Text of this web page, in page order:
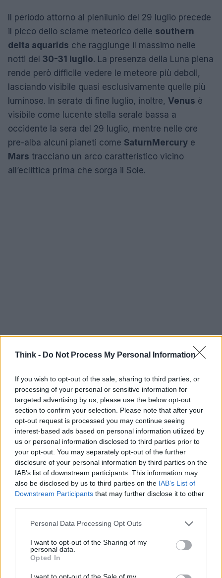
Think - Do Not Process My Personal Information
If you wish to opt-out of the sale, sharing to third parties, or
processing of your personal or sensitive information for
targeted advertising by us, please use the below opt-out
section to confirm your selection. Please note that after your
opt-out request is processed you may continue seeing
interest-based ads based on personal information utilized by
us or personal information disclosed to third parties prior to
your opt-out. You may separately opt-out of the further
disclosure of your personal information by third parties on the
IAB’s list of downstream participants. This information may
also be disclosed by us to third parties on the IAB’s List of
Downstream Participants that may further disclose it to other
Please note that this website/app uses one or more Google
not limited to your visit or usage behaviour. You may click to
grant or deny consent to Google and its third-party tags to
use your data for below specified purposes in below Google
consent section.
Personal Data Processing Opt Outs
I want to opt-out of the Sharing of my
personal data.
Opted In
I want to opt-out of the Sale of my
Il periodo attorno al plenilunio del 29 luglio precede
il picco dello sciame meteorico delle southern
delta aquarids che raggiunge il massimo nelle
notti del 30-31 luglio. La presenza della Luna piena
rende però difficile vedere le meteore più deboli,
lasciando visibile quasi esclusivamente quelle più
luminose. In serate di fine luglio, inoltre, Venus è
visibile come lucente stella serale bassa a
occidente la sera del 29 luglio, mentre nelle ore
pre-alba alcuni pianeti come Saturn Mercury e
Mars tracciano un arco caratteristico vicino
all’eclittica prima che sorga il Sole.
Per gli appassionati di fotografia astronomica,
suggerimenti pratici includono l’uso di un treppiede
per stabilizzare la fotocamera, un telecomando o
timer per evitare vibrazioni e l’impiego diobiettivi
lunghi (almeno 400 mm) per dettagli superficiali,
oppure focali più corte (12-50 mm) per includere
paesaggi in primo piano che enfatizzino la
dimensione apparente della Luna vicino
all’orizzonte. Nel 2026 si celebra anche il57th
anniversario dell’allunaggio dell’Apollo 11, un
Immagini editoriali del fenomeno sono state
realizzate da fotografi come
Lokman Vural Elibol